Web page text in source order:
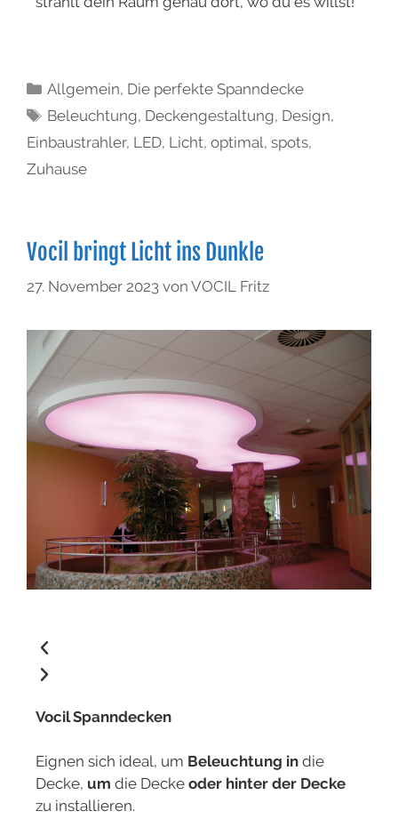
Allgemein, Die perfekte Spanndecke
Beleuchtung, Deckengestaltung, Design,
Einbaustrahler, LED, Licht, optimal, spots,
Zuhause
Vocil bringt Licht ins Dunkle
27. November 2023 von VOCIL Fritz
Vocil Spanndecken
Eignen sich ideal, um Beleuchtung in die
Decke, um die Decke oder hinter der Decke
zu installieren.